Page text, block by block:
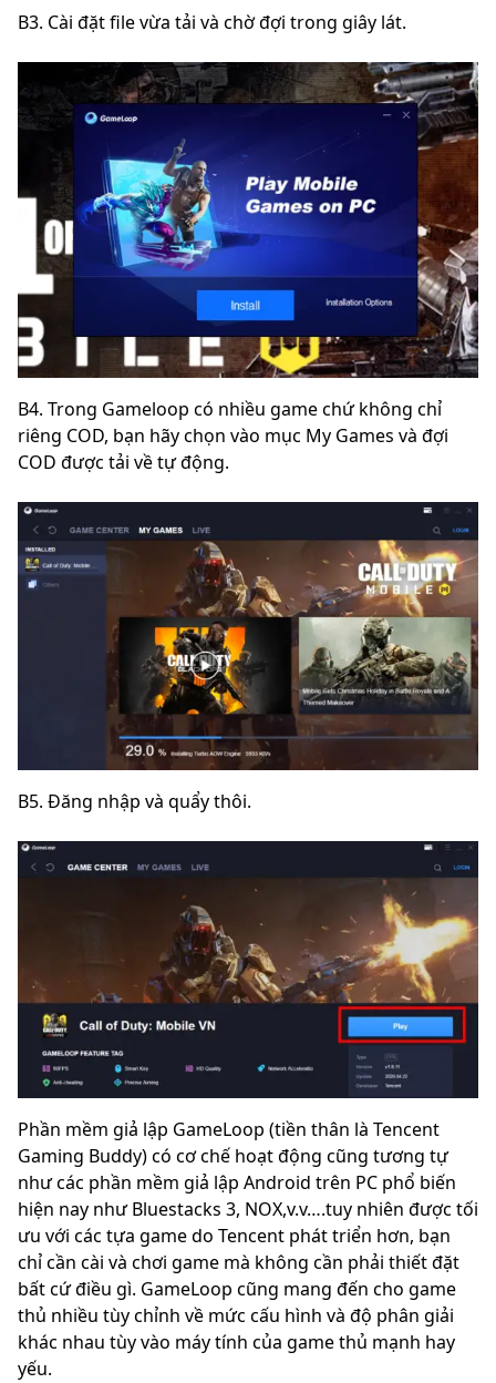
B3. Cài đặt file vừa tải và chờ đợi trong giây lát.
B4. Trong Gameloop có nhiều game chứ không chỉ
riêng COD, bạn hãy chọn vào mục My Games và đợi
COD được tải về tự động.
B5. Đăng nhập và quẩy thôi.
Phần mềm giả lập GameLoop (tiền thân là Tencent
Gaming Buddy) có cơ chế hoạt động cũng tương tự
như các phần mềm giả lập Android trên PC phổ biến
hiện nay như Bluestacks 3, NOX,v.v….tuy nhiên được tối
ưu với các tựa game do Tencent phát triển hơn, bạn
chỉ cần cài và chơi game mà không cần phải thiết đặt
bất cứ điều gì. GameLoop cũng mang đến cho game
thủ nhiều tùy chỉnh về mức cấu hình và độ phân giải
khác nhau tùy vào máy tính của game thủ mạnh hay
yếu.